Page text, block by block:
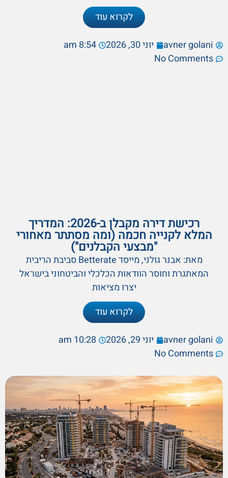
לקרוא עוד
avner golani יוני 30, 2026
8:54 am
No Comments
רכישת דירה מקבלן ב-2026: המדריך
המלא לקנייה חכמה (ומה מסתתר מאחורי
"מבצעי הקבלנים")
מאת: אבנר גולני, מייסד Betterate סביבת הריבית
המאתגרת וחוסר הוודאות הכלכלי והביטחוני בישראל
יצרו מציאות
לקרוא עוד
avner golani יוני 29, 2026
10:28 am
No Comments